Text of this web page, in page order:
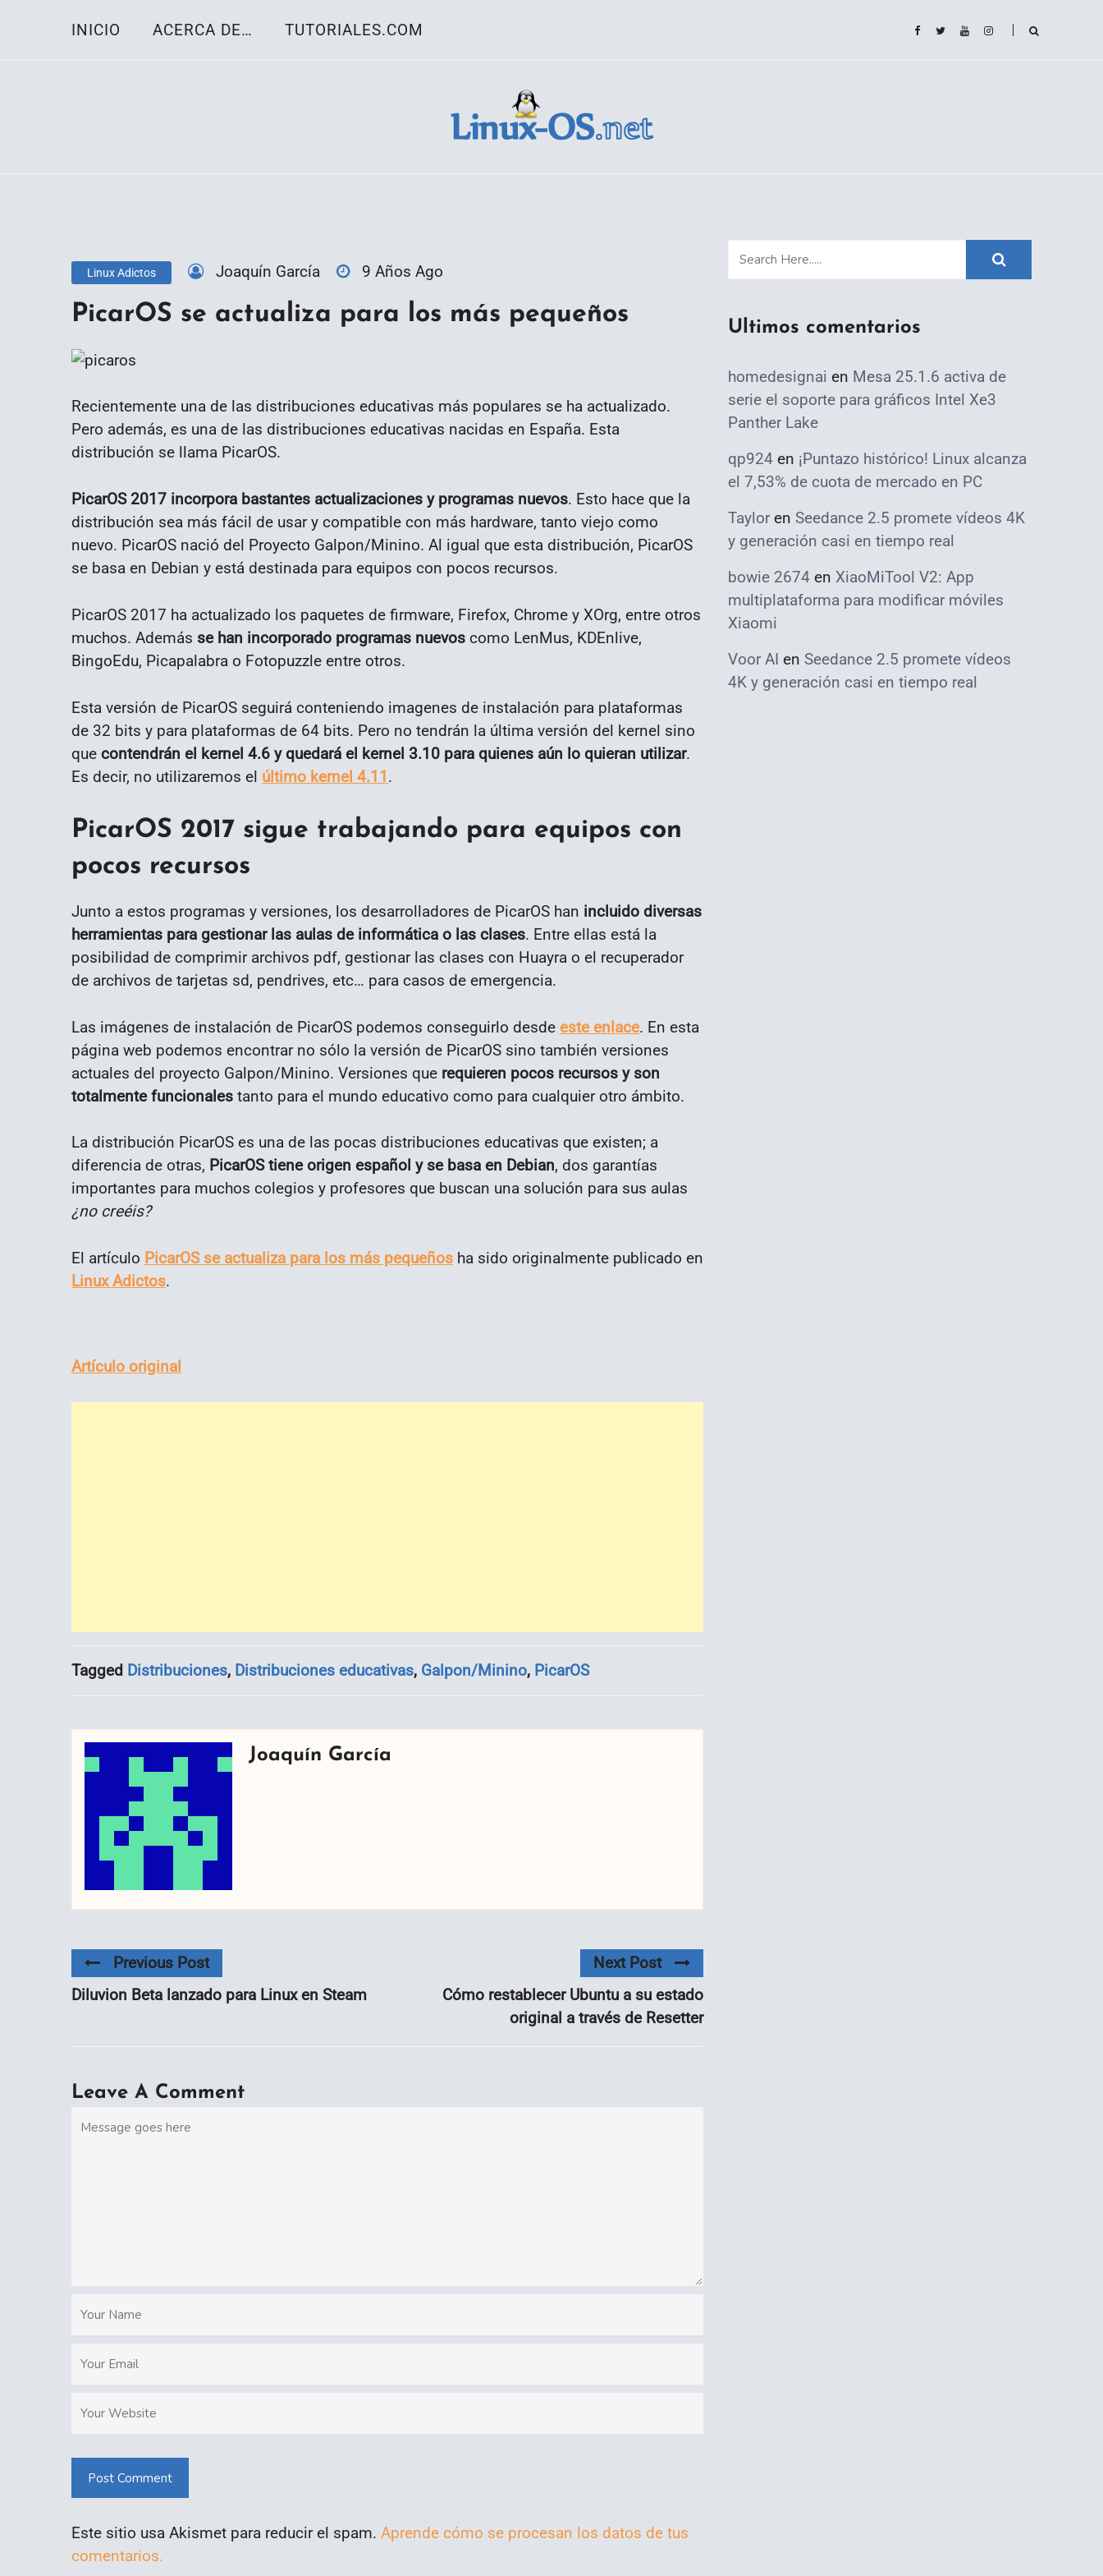
INICIO ACERCA DE… TUTORIALES.COM
Linux Adictos Joaquín García 9 Años Ago
PicarOS se actualiza para los más pequeños
Recientemente una de las distribuciones educativas más populares se ha actualizado.
Pero además, es una de las distribuciones educativas nacidas en España. Esta
distribución se llama PicarOS.
PicarOS 2017 incorpora bastantes actualizaciones y programas nuevos. Esto hace que la
distribución sea más fácil de usar y compatible con más hardware, tanto viejo como
nuevo. PicarOS nació del Proyecto Galpon/Minino. Al igual que esta distribución, PicarOS
se basa en Debian y está destinada para equipos con pocos recursos.
PicarOS 2017 ha actualizado los paquetes de firmware, Firefox, Chrome y XOrg, entre otros
muchos. Además se han incorporado programas nuevos como LenMus, KDEnlive,
BingoEdu, Picapalabra o Fotopuzzle entre otros.
Esta versión de PicarOS seguirá conteniendo imagenes de instalación para plataformas
de 32 bits y para plataformas de 64 bits. Pero no tendrán la última versión del kernel sino
que contendrán el kernel 4.6 y quedará el kernel 3.10 para quienes aún lo quieran utilizar.
Es decir, no utilizaremos el último kernel 4.11 .
PicarOS 2017 sigue trabajando para equipos con
pocos recursos
Junto a estos programas y versiones, los desarrolladores de PicarOS han incluido diversas
herramientas para gestionar las aulas de informática o las clases. Entre ellas está la
posibilidad de comprimir archivos pdf, gestionar las clases con Huayra o el recuperador
de archivos de tarjetas sd, pendrives, etc… para casos de emergencia.
Las imágenes de instalación de PicarOS podemos conseguirlo desde este enlace. En esta
página web podemos encontrar no sólo la versión de PicarOS sino también versiones
actuales del proyecto Galpon/Minino. Versiones que requieren pocos recursos y son
totalmente funcionales tanto para el mundo educativo como para cualquier otro ámbito.
La distribución PicarOS es una de las pocas distribuciones educativas que existen; a
diferencia de otras, PicarOS tiene origen español y se basa en Debian, dos garantías
importantes para muchos colegios y profesores que buscan una solución para sus aulas
¿no creéis?
El artículo PicarOS se actualiza para los más pequeños ha sido originalmente publicado en
Linux Adictos.
Artículo original
Tagged Distribuciones, Distribuciones educativas, Galpon/Minino, PicarOS
Joaquín García
Previous Post
Diluvion Beta lanzado para Linux en Steam
Next Post
Cómo restablecer Ubuntu a su estado
original a través de Resetter
Leave A Comment
Post Comment
Este sitio usa Akismet para reducir el spam. Aprende cómo se procesan los datos de tus
comentarios.
Ultimos comentarios
homedesignai en Mesa 25.1.6 activa de
serie el soporte para gráficos Intel Xe3
Panther Lake
qp924 en ¡Puntazo histórico! Linux alcanza
el 7,53% de cuota de mercado en PC
Taylor en Seedance 2.5 promete vídeos 4K
y generación casi en tiempo real
bowie 2674 en XiaoMiTool V2: App
multiplataforma para modificar móviles
Xiaomi
Voor AI en Seedance 2.5 promete vídeos
4K y generación casi en tiempo real